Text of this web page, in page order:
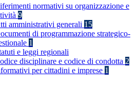
normativi su organizzazione e
9
amministrativi generali 15
di programmazione strategico-
1
e leggi regionali
disciplinare e codice di condotta 2
per cittadini e imprese 1